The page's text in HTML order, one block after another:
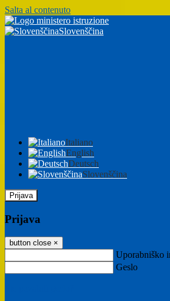
Salta al contenuto
Slovenščina
Italiano
English
Deutsch
Slovenščina
Prijava
Prijava
button close ×
Uporabniško
Geslo